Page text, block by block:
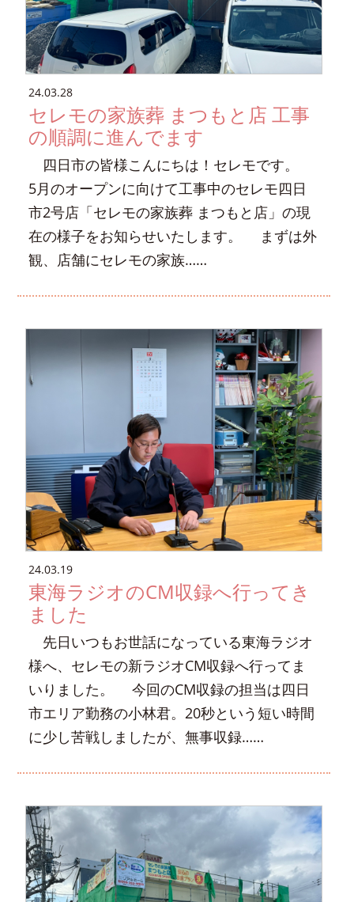
24.03.28
セレモの家族葬 まつもと店 工事
の順調に進んでます
四日市の皆様こんにちは！セレモです。
5月のオープンに向けて工事中のセレモ四日
市2号店「セレモの家族葬 まつもと店」の現
在の様子をお知らせいたします。 まずは外
観、店舗にセレモの家族……
24.03.19
東海ラジオのCM収録へ行ってき
ました
先日いつもお世話になっている東海ラジオ
様へ、セレモの新ラジオCM収録へ行ってま
いりました。 今回のCM収録の担当は四日
市エリア勤務の小林君。20秒という短い時間
に少し苦戦しましたが、無事収録……